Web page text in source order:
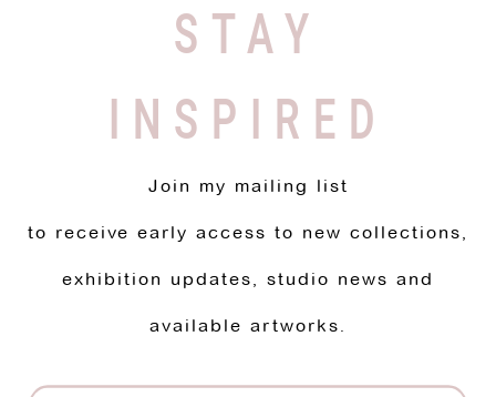
STAY
INSPIRED
Join my mailing list
to receive early access to new collections,
exhibition updates, studio news and
available artworks.